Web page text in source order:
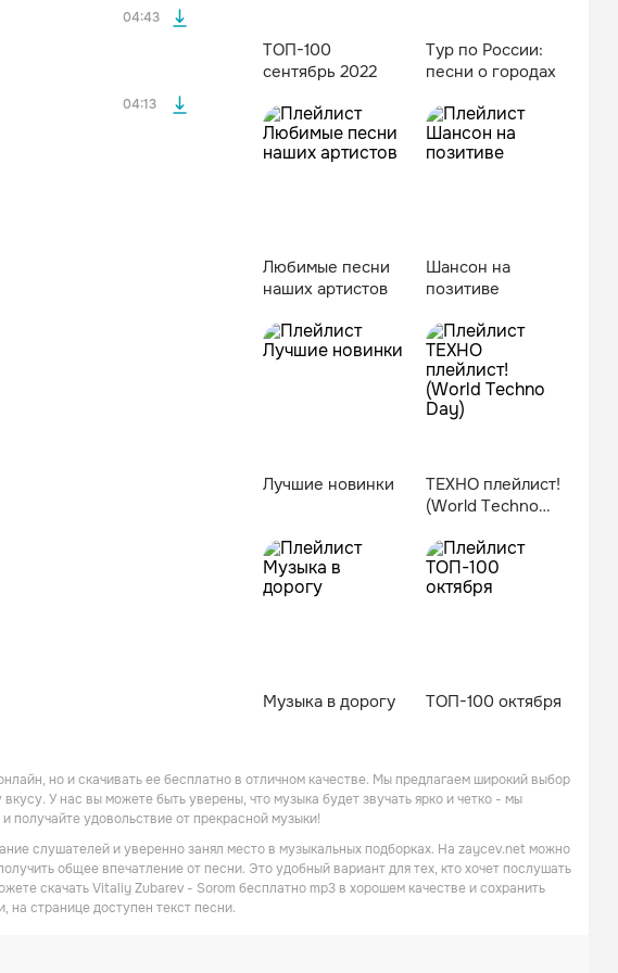
04:43
04:13
ТОП-100
сентябрь 2022
Тур по России:
песни о городах
Любимые песни
наших артистов
Шансон на
позитиве
Лучшие новинки
ТЕХНО плейлист!
(World Techno
Музыка в дорогу ТОП-100 октября
но и скачивать ее бесплатно в отличном качестве. Мы предлагаем широкий выбор
У нас вы можете быть уверены, что музыка будет звучать ярко и четко - мы
получайте удовольствие от прекрасной музыки!
слушателей и уверенно занял место в музыкальных подборках. На zaycev.net можно
общее впечатление от песни. Это удобный вариант для тех, кто хочет послушать
скачать Vitaliy Zubarev - Sorom бесплатно mp3 в хорошем качестве и сохранить
на странице доступен текст песни.